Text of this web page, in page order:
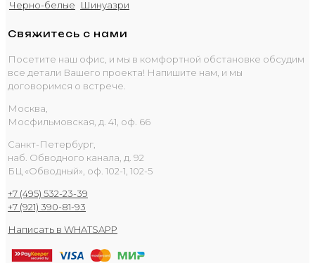
Черно-белые
Шинуазри
Свяжитесь с нами
Посетите наш офис, и мы в комфортной обстановке обсудим
все детали Вашего проекта! Напишите нам, и мы
договоримся о встрече.
Москва,
Мосфильмовская, д. 41, оф. 66
Санкт-Петербург,
наб. Обводного канала, д. 92
БЦ «Обводный», оф. 102-1, 102-5
+7 (495) 532-23-39
+7 (921) 390-81-93
Написать в WHATSAPP